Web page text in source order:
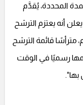
المحددة، يُقدَّم
أنه يعتزم الترشح
مترأسًا قائمة الترشح
رسميًا في الوقت
بها".